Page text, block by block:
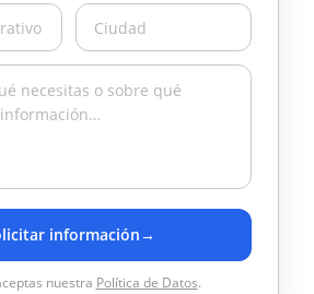
información→
nuestra Política de Datos.